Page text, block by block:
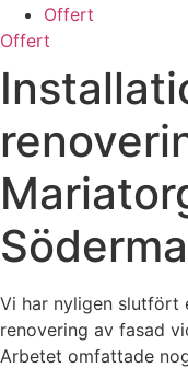
Offert
Offert
Vi har nyligen slutfört
renovering av fasad
Arbetet omfattade